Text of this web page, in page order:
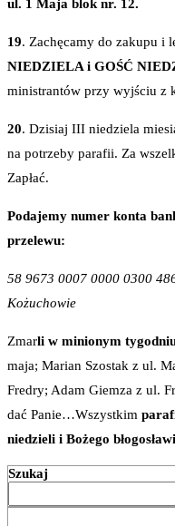
ul. 1 Maja blok nr. 12.
19. Zachęcamy do zakupu i
NIEDZIELA i GOŚĆ
ministrantów przy wyjściu z
20. Dzisiaj III niedziela
na potrzeby parafii. Za
Zapłać.
Podajemy numer konta
przelewu:
58 9673 0007 0000 0300
Kożuchowie
Zmarli w minionym
maja; Marian Szostak z ul.
Fredry; Adam Giemza z ul.
dać Panie…Wszystkim
niedzieli i Bożego
Szukaj